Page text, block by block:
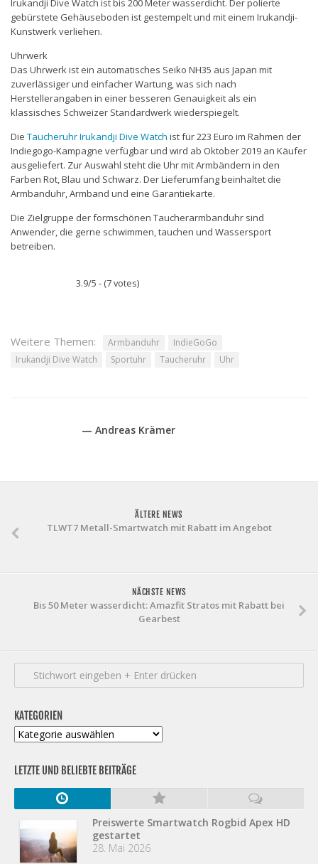
Irukandji Dive Watch ist bis 200 Meter wasserdicht. Der polierte
gebürstete Gehäuseboden ist gestempelt und mit einem Irukandji-
Kunstwerk verliehen.
Uhrwerk
Das Uhrwerk ist ein automatisches Seiko NH35 aus Japan mit
zuverlässiger und einfacher Wartung, was sich nach
Herstellerangaben in einer besseren Genauigkeit als ein
klassisches Schweizer Standardwerk wiederspiegelt.
Die Taucheruhr Irukandji Dive Watch ist für 223 Euro im Rahmen der
Indiegogo-Kampagne verfügbar und wird ab Oktober 2019 an Käufer
ausgeliefert. Zur Auswahl steht die Uhr mit Armbändern in den
Farben Rot, Blau und Schwarz. Der Lieferumfang beinhaltet die
Armbanduhr, Armband und eine Garantiekarte.
Die Zielgruppe der formschönen Taucherarmbanduhr sind
Anwender, die gerne schwimmen, tauchen und Wassersport
betreiben.
3.9/5 - (7 votes)
Weitere Themen: Armbanduhr
IndieGoGo
Irukandji Dive Watch
Sportuhr Taucheruhr Uhr
— Andreas Krämer
ÄLTERE NEWS
TLWT7 Metall-Smartwatch mit Rabatt im Angebot
NÄCHSTE NEWS
Bis 50 Meter wasserdicht: Amazfit Stratos mit Rabatt bei
Gearbest
KATEGORIEN
Kategorien
LETZTE UND BELIEBTE BEITRÄGE
Preiswerte Smartwatch Rogbid Apex HD
gestartet
28. Mai 2026